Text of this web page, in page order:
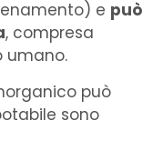
e può
, compresa
umano.
può
sono